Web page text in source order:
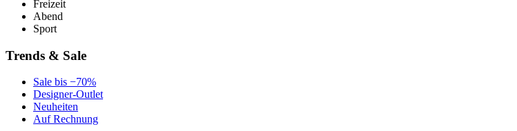
Freizeit
Abend
Sport
Trends & Sale
Sale bis −70%
Designer-Outlet
Neuheiten
Auf Rechnung